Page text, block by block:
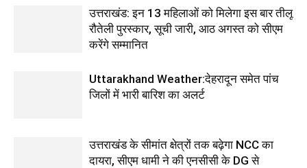
उत्तराखंड: इन 13 महिलाओं को मिलेगा इस बार तीलू
रौतेली पुरस्कार, सूची जारी, आठ अगस्त को सीएम
करेंगे सम्मानित
Uttarakhand Weather:देहरादून समेत पांच
जिलों में भारी बारिश का अलर्ट
उत्तराखंड के सीमांत क्षेत्रों तक बढ़ेगा NCC का
दायरा, सीएम धामी ने की एनसीसी के DG से